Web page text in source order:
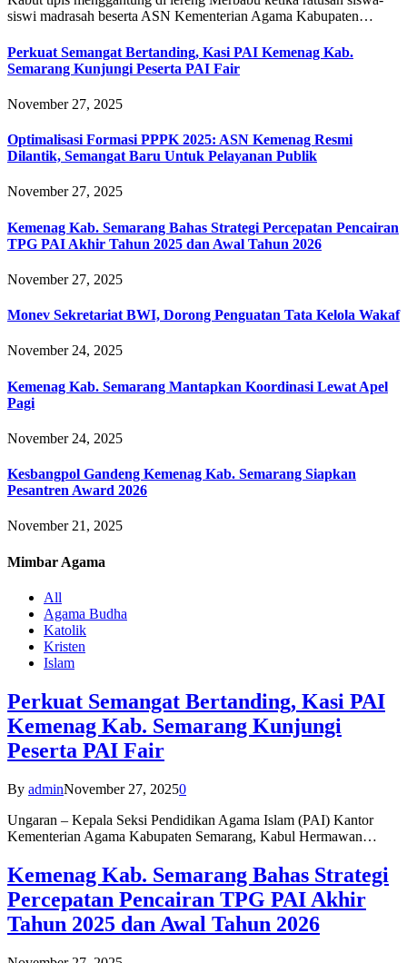
siswi madrasah beserta ASN Kementerian Agama Kabupaten…
Perkuat Semangat Bertanding, Kasi PAI Kemenag Kab.
Semarang Kunjungi Peserta PAI Fair
November 27, 2025
Optimalisasi Formasi PPPK 2025: ASN Kemenag Resmi
Dilantik, Semangat Baru Untuk Pelayanan Publik
November 27, 2025
Kemenag Kab. Semarang Bahas Strategi Percepatan Pencairan
TPG PAI Akhir Tahun 2025 dan Awal Tahun 2026
November 27, 2025
Monev Sekretariat BWI, Dorong Penguatan Tata Kelola Wakaf
November 24, 2025
Kemenag Kab. Semarang Mantapkan Koordinasi Lewat Apel
Pagi
November 24, 2025
Kesbangpol Gandeng Kemenag Kab. Semarang Siapkan
Pesantren Award 2026
November 21, 2025
Mimbar Agama
All
Agama Budha
Katolik
Kristen
Islam
Perkuat Semangat Bertanding, Kasi PAI
Kemenag Kab. Semarang Kunjungi
Peserta PAI Fair
By adminNovember 27, 20250
Ungaran – Kepala Seksi Pendidikan Agama Islam (PAI) Kantor
Kementerian Agama Kabupaten Semarang, Kabul Hermawan…
Kemenag Kab. Semarang Bahas Strategi
Percepatan Pencairan TPG PAI Akhir
Tahun 2025 dan Awal Tahun 2026